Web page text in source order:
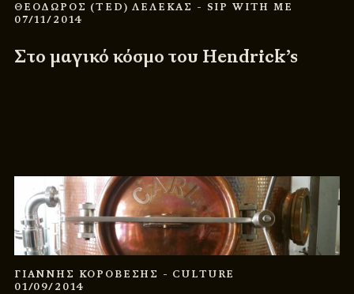
ΘΕΟΔΩΡΟΣ (TED) ΛΕΛΕΚΑΣ - SIP WITH ME
07/11/2014
Στο μαγικό κόσμο του Hendrick’s
ΓΙΑΝΝΗΣ ΚΟΡΟΒΕΣΗΣ - CULTURE
01/09/2014